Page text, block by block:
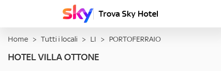
Trova Sky Hotel
Home > Tutti i locali > LI > PORTOFERRAIO
HOTEL VILLA OTTONE